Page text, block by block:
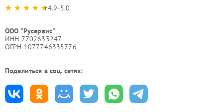
4.9-5.0
ООО "Русервис"
ИНН 7702633247
ОГРН 1077746335776
Поделиться в соц. сетях: